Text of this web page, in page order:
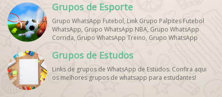
Grupos de Esporte
Grupo WhatsApp Futebol, Link Grupo Palpites Futebol
WhatsApp, Grupo WhatsApp NBA, Grupo WhatsApp
Corrida, Grupo WhatsApp Treino, Grupo WhatsApp
WhatsApp, Grupo de Torcedores [Nome do Time]
WhatsApp, Link de Grupos de Esporte Grátis, Grupo
WhatsApp Dicas de Treino, Grupo WhatsApp Futebol Ao
Vivo. Grupo WhatsApp Esporte, Grupos de Esporte
Grupos de Estudos
Links de grupos de WhatsApp de Estudos. Confira aqui
os melhores grupos de whatsapp para estudantes!